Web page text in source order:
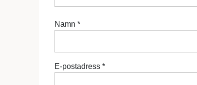
Namn *
E-postadress *